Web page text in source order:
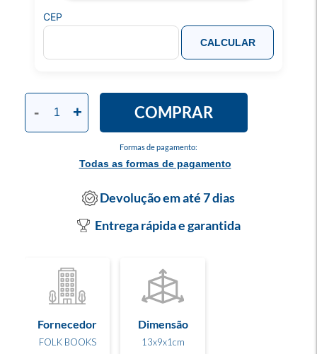
Formas de pagamento:
Todas as formas de pagamento
- + COMPRAR
CEP
CALCULAR
Devolução em até 7 dias
Entrega rápida e garantida
Fornecedor
FOLK BOOKS
Dimensão
13x9x1cm